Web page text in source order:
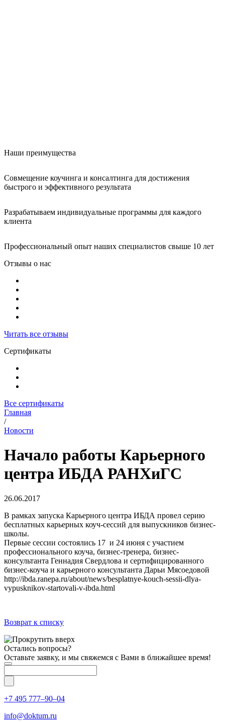
Наши преимущества
Совмещение коучинга и консалтинга для достижения
быстрого и эффективного результата
Разрабатываем индивидуальные программы для каждого
клиента
Профессиональный опыт наших специалистов свыше 10 лет
Отзывы о нас
Читать все отзывы
Сертификаты
Все сертификаты
Главная
/
Новости
Начало работы Карьерного
центра ИБДА РАНХиГС
26.06.2017
В рамках запуска Карьерного центра ИБДА провел серию
бесплатных карьерных коуч-сессий для выпускников бизнес-
школы.
Первые сессии состоялись 17 и 24 июня с участием
профессионального коуча, бизнес-тренера, бизнес-
консультанта Геннадия Свердлова и сертифицированного
бизнес-коуча и карьерного консультанта Дарьи Мясоедовой
http://ibda.ranepa.ru/about/news/besplatnye-kouch-sessii-dlya-
vypusknikov-startovali-v-ibda.html
Возврат к списку
Остались вопросы?
Оставьте заявку, и мы свяжемся с Вами в ближайшее время!
+7 495 777–90–04
info@doktum.ru